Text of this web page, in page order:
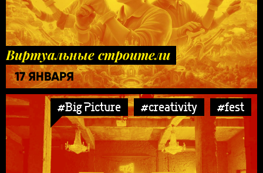
Виртуальные строители
17 ЯНВАРЯ
#Big Picture #creativity #fest